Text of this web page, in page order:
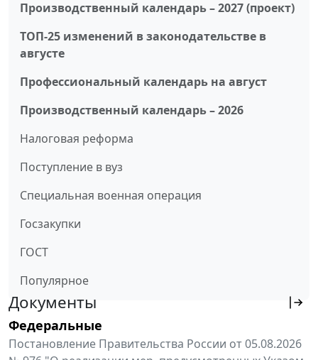
Производственный календарь – 2027 (проект)
ТОП-25 изменений в законодательстве в
августе
Профессиональный календарь на август
Производственный календарь – 2026
Налоговая реформа
Поступление в вуз
Специальная военная операция
Госзакупки
ГОСТ
Популярное
Документы
Федеральные
Постановление Правительства России от 05.08.2026